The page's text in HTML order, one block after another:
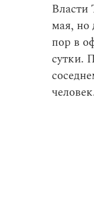
Власти
мая, но
пор в
сутки.